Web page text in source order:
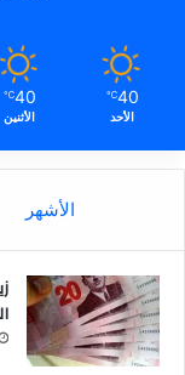
40
℃
الأحد
40
℃
الأثنين
الأشهر